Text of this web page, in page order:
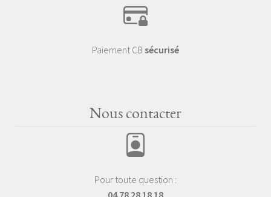
Paiement CB sécurisé
Nous contacter
Pour toute question :
04 78 28 18 18